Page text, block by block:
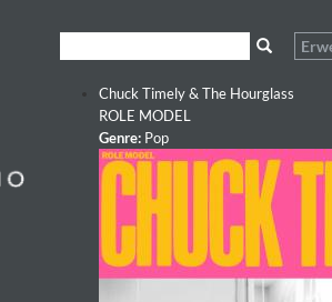
Chuck Timely & The Hourglass
ROLE MODEL
Genre: Pop